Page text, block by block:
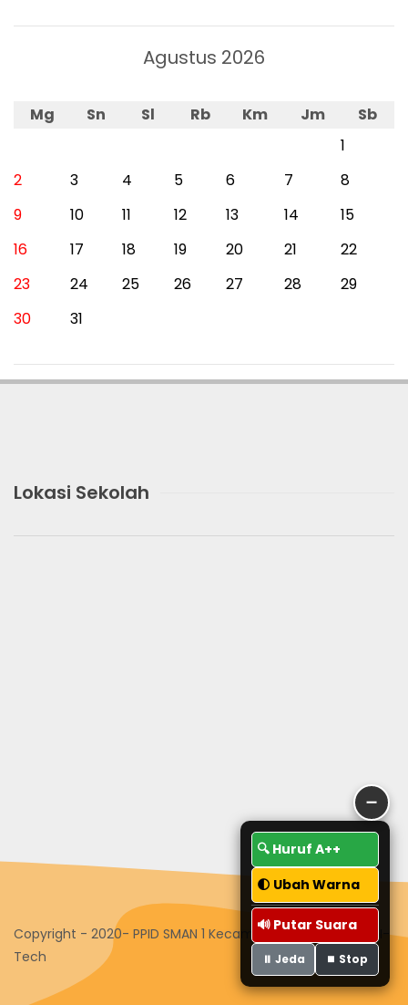
➖
🔍 Huruf A++
🌓 Ubah Warna
🔊 Putar Suara
⏸️ Jeda ⏹️ Stop
Agustus 2026
Mg Sn Sl Rb Km Jm
Sb
1
2
3 4 5 6 7
8
9
10 11 12 13 14
15
16
17 18 19 20 21
22
23
24 25 26 27 28
29
30
31
Lokasi Sekolah
Copyright - 2020- PPID SMAN 1 Kecamatan Guguak - Tim I-
Tech